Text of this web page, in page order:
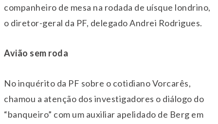
companheiro de mesa na rodada de uísque londrino,
o diretor-geral da PF, delegado Andrei Rodrigues.
Avião sem roda
No inquérito da PF sobre o cotidiano Vorcarês,
chamou a atenção dos investigadores o diálogo do
“banqueiro” com um auxiliar apelidado de Berg em